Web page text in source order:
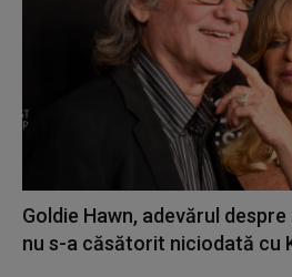
Goldie Hawn, adevărul
nu s-a căsătorit niciodată cu